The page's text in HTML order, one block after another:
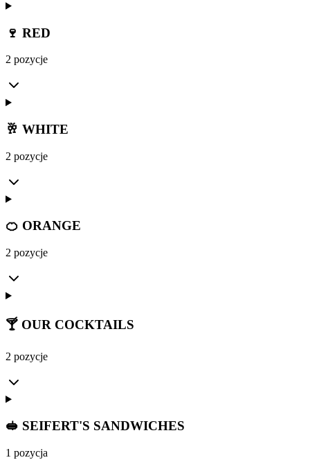
🍷 RED
2 pozycje
🥂 WHITE
2 pozycje
🍊 ORANGE
2 pozycje
🍸 OUR COCKTAILS
2 pozycje
🥪 SEIFERT'S SANDWICHES
1 pozycja